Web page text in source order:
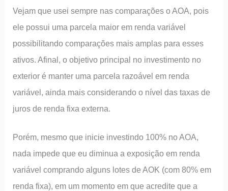
Vejam que usei sempre nas comparações o AOA, pois
ele possui uma parcela maior em renda variável
possibilitando comparações mais amplas para esses
ativos. Afinal, o objetivo principal no investimento no
exterior é manter uma parcela razoável em renda
variável, ainda mais considerando o nível das taxas de
juros de renda fixa externa.
Porém, mesmo que inicie investindo 100% no AOA,
nada impede que eu diminua a exposição em renda
variável comprando alguns lotes de AOK (com 80% em
renda fixa), em um momento em que acredite que a